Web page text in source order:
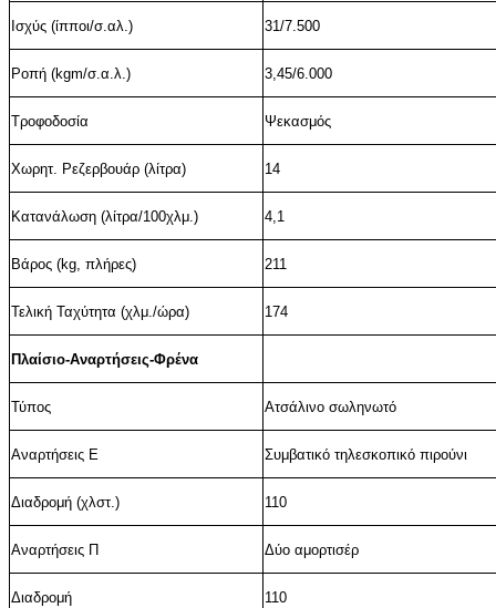
Ισχύς (ίπποι/σ.αλ.) 31/7.500
Ροπή (kgm/σ.α.λ.) 3,45/6.000
Τροφοδοσία Ψεκασμός
Χωρητ. Ρεζερβουάρ (λίτρα) 14
Κατανάλωση (λίτρα/100χλμ.) 4,1
Βάρος (kg, πλήρες) 211
Τελική Ταχύτητα (χλμ./ώρα) 174
Πλαίσιο-Αναρτήσεις-Φρένα
Τύπος Ατσάλινο σωληνωτό
Αναρτήσεις Ε Συμβατικό τηλεσκοπικό πιρούνι
Διαδρομή (χλστ.) 110
Αναρτήσεις Π Δύο αμορτισέρ
Διαδρομή 110